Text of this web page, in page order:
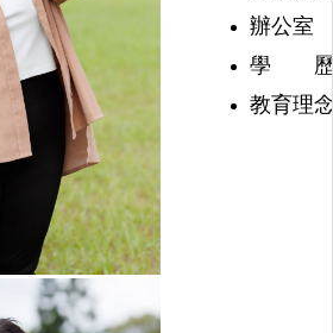
辦公室
學 歷：
教育理